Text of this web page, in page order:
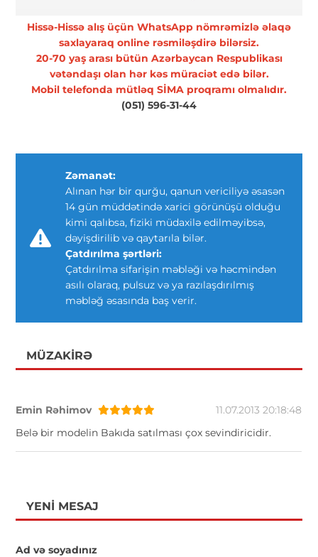
Hissə-Hissə alış üçün WhatsApp nömrəmizlə əlaqə
saxlayaraq online rəsmiləşdirə bilərsiz.
20-70 yaş arası bütün Azərbaycan Respublikası
vətəndaşı olan hər kəs müraciət edə bilər.
Mobil telefonda mütləq SİMA proqramı olmalıdır.
(051) 596-31-44
Zəmanət:
Alınan hər bir qurğu, qanun vericiliyə əsasən
14 gün müddətində xarici görünüşü olduğu
kimi qalıbsa, fiziki müdaxilə edilməyibsə,
dəyişdirilib və qaytarıla bilər.
Çatdırılma şərtləri:
Çatdırılma sifarişin məbləği və həcmindən
asılı olaraq, pulsuz və ya razılaşdırılmış
məbləğ əsasında baş verir.
MÜZAKIRƏ
Emin Rəhimov
11.07.2013 20:18:48
Belə bir modelin Bakıda satılması çox sevindiricidir.
YENI MESAJ
Ad və soyadınız